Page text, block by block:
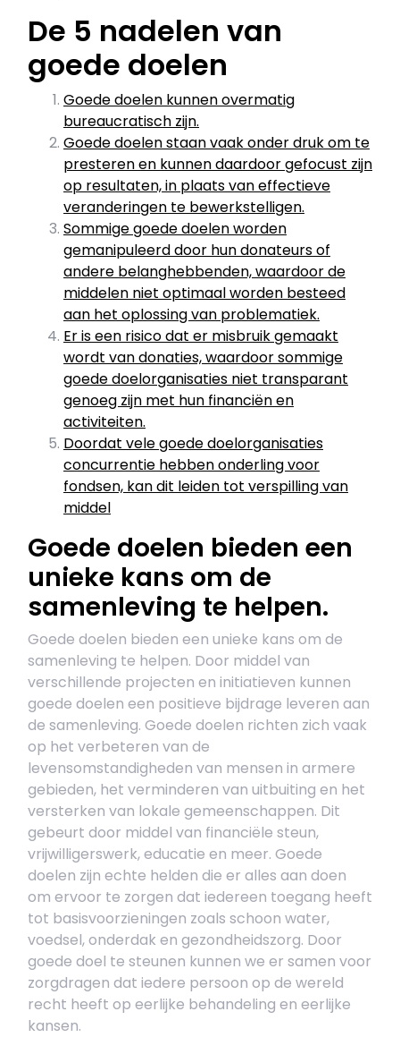
De 5 nadelen van
goede doelen
Goede doelen kunnen overmatig
bureaucratisch zijn.
Goede doelen staan vaak onder druk om te
presteren en kunnen daardoor gefocust zijn
op resultaten, in plaats van effectieve
veranderingen te bewerkstelligen.
Sommige goede doelen worden
gemanipuleerd door hun donateurs of
andere belanghebbenden, waardoor de
middelen niet optimaal worden besteed
aan het oplossing van problematiek.
Er is een risico dat er misbruik gemaakt
wordt van donaties, waardoor sommige
goede doelorganisaties niet transparant
genoeg zijn met hun financiën en
activiteiten.
Doordat vele goede doelorganisaties
concurrentie hebben onderling voor
fondsen, kan dit leiden tot verspilling van
middel
Goede doelen bieden een
unieke kans om de
samenleving te helpen.
Goede doelen bieden een unieke kans om de
samenleving te helpen. Door middel van
verschillende projecten en initiatieven kunnen
goede doelen een positieve bijdrage leveren aan
de samenleving. Goede doelen richten zich vaak
op het verbeteren van de
levensomstandigheden van mensen in armere
gebieden, het verminderen van uitbuiting en het
versterken van lokale gemeenschappen. Dit
gebeurt door middel van financiële steun,
vrijwilligerswerk, educatie en meer. Goede
doelen zijn echte helden die er alles aan doen
om ervoor te zorgen dat iedereen toegang heeft
tot basisvoorzieningen zoals schoon water,
voedsel, onderdak en gezondheidszorg. Door
goede doel te steunen kunnen we er samen voor
zorgdragen dat iedere persoon op de wereld
recht heeft op eerlijke behandeling en eerlijke
kansen.